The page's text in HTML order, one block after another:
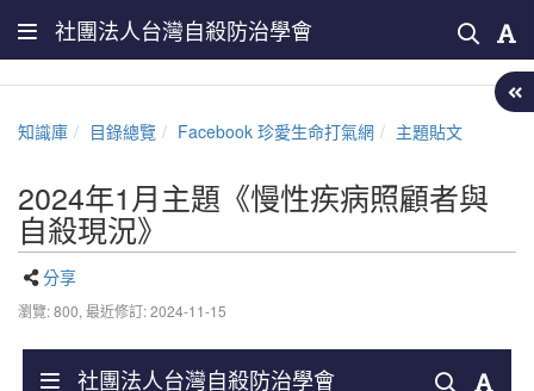
社團法人台灣自殺防治學會
知識庫 目錄總覽 Facebook 珍愛生命打氣網 主題貼文
2024年1月主題《慢性疾病照顧者與
自殺現況》
分享
瀏覽: 800, 最近修訂: 2024-11-15